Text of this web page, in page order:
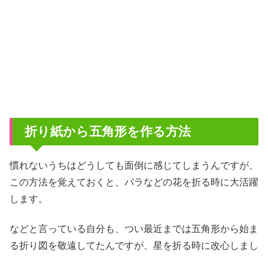
折り紙から五角形を作る方法
慣れないうちはどうしても面倒に感じてしまうんですが、
この方法を覚えておくと、バラなどの花を折る時に大活躍
します。
などと言っている自分も、つい最近までは五角形から始ま
る折り図を敬遠してたんですが、星を折る時に改心しまし